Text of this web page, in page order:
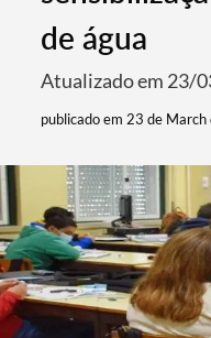
de água
Atualizado em 23/
publicado em 23 de